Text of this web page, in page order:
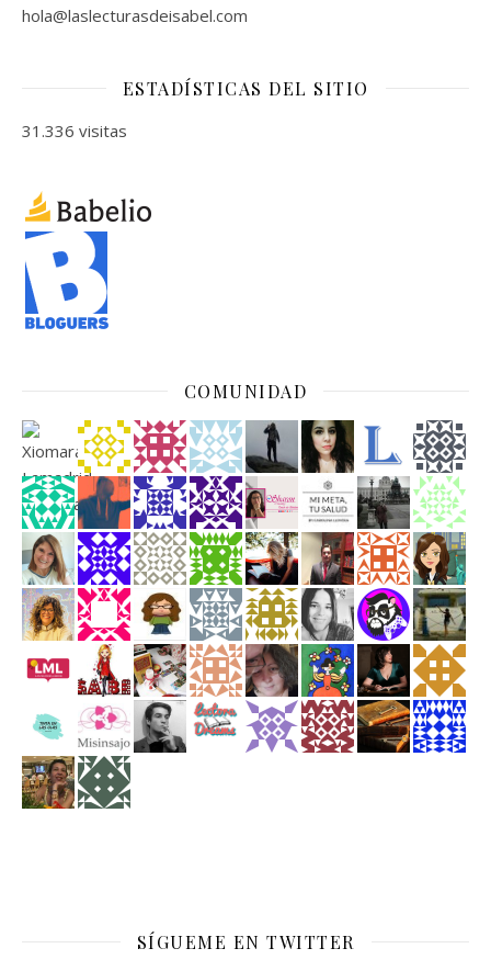
hola@laslecturasdeisabel.com
ESTADÍSTICAS DEL SITIO
31.336 visitas
COMUNIDAD
SÍGUEME EN TWITTER